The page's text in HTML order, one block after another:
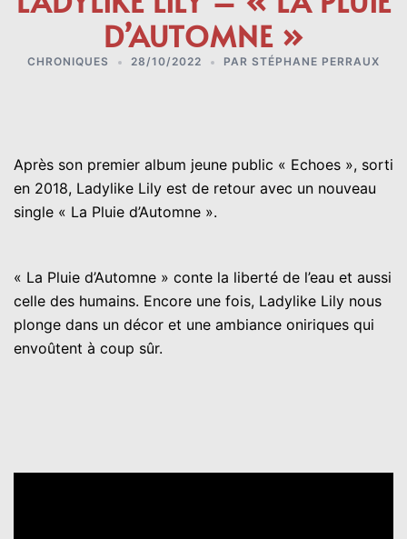
D’AUTOMNE »
CHRONIQUES 28/10/2022 PAR STÉPHANE PERRAUX
Après son premier album jeune public « Echoes », sorti
en 2018, Ladylike Lily est de retour avec un nouveau
single « La Pluie d’Automne ».
« La Pluie d’Automne » conte la liberté de l’eau et aussi
celle des humains. Encore une fois, Ladylike Lily nous
plonge dans un décor et une ambiance oniriques qui
envoûtent à coup sûr.